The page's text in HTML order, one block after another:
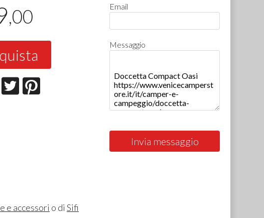
,00
e accessori o di Sifi
Email
Messaggio
Invia messaggio